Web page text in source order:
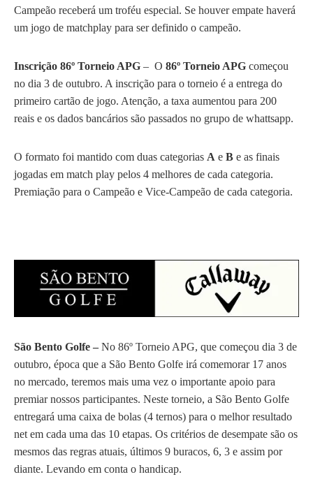
Campeão receberá um troféu especial. Se houver empate haverá
um jogo de matchplay para ser definido o campeão.
Inscrição 86º Torneio APG – O 86º Torneio APG começou
no dia 3 de outubro. A inscrição para o torneio é a entrega do
primeiro cartão de jogo. Atenção, a taxa aumentou para 200
reais e os dados bancários são passados no grupo de whattsapp.
O formato foi mantido com duas categorias A e B e as finais
jogadas em match play pelos 4 melhores de cada categoria.
Premiação para o Campeão e Vice-Campeão de cada categoria.
São Bento Golfe – No 86º Torneio APG, que começou dia 3 de
outubro, época que a São Bento Golfe irá comemorar 17 anos
no mercado, teremos mais uma vez o importante apoio para
premiar nossos participantes. Neste torneio, a São Bento Golfe
entregará uma caixa de bolas (4 ternos) para o melhor resultado
net em cada uma das 10 etapas. Os critérios de desempate são os
mesmos das regras atuais, últimos 9 buracos, 6, 3 e assim por
diante. Levando em conta o handicap.